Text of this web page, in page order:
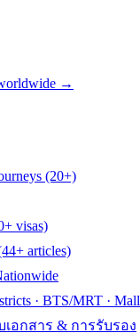
→
(20+)
visas)
articles)
· BTS/MRT ·
เอกสาร & การรับรอง